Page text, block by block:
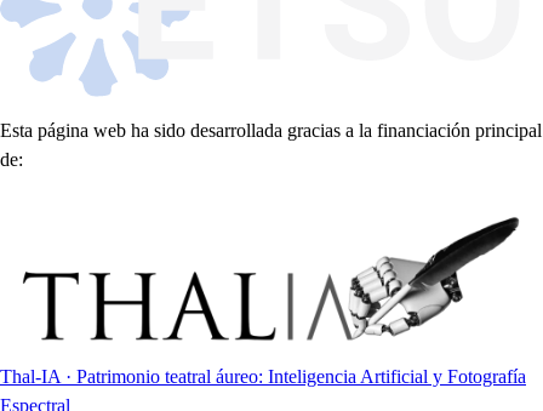
Esta página web ha sido desarrollada gracias a la financiación principal
de:
Thal-IA · Patrimonio teatral áureo: Inteligencia Artificial y Fotografía
Espectral